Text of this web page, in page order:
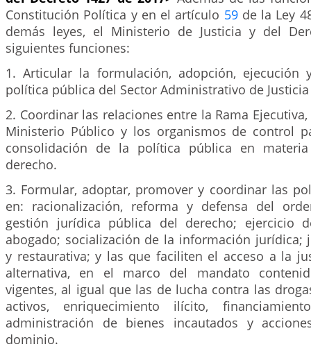
Constitución Política y en el artículo 59de la Ley
demás leyes, el Ministerio de Justicia y del
siguientes funciones:
1. Articular la formulación, adopción, ejecución
política pública del Sector Administrativo de
2. Coordinar las relaciones entre la Rama
Ministerio Público y los organismos de control
consolidación de la política pública en
derecho.
3. Formular, adoptar, promover y coordinar las
en: racionalización, reforma y defensa del
gestión jurídica pública del derecho; ejercicio
abogado; socialización de la información jurídica;
y restaurativa; y las que faciliten el acceso a la
alternativa, en el marco del mandato
vigentes, al igual que las de lucha contra las
activos, enriquecimiento ilícito,
administración de bienes incautados y
dominio.